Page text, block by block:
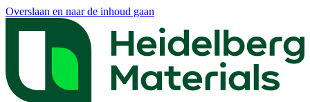
Overslaan en naar de inhoud gaan